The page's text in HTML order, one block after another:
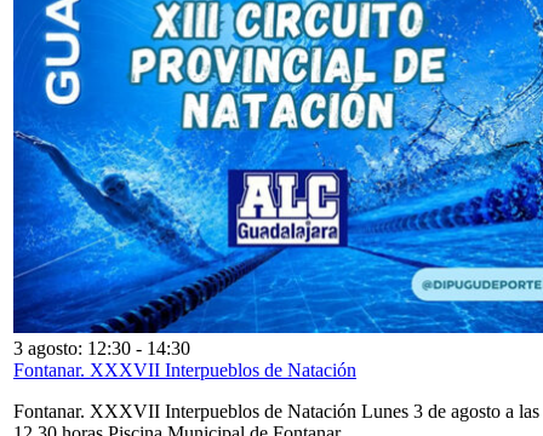
3 agosto: 12:30 - 14:30
Fontanar. XXXVII Interpueblos de Natación
Fontanar. XXXVII Interpueblos de Natación Lunes 3 de agosto a las